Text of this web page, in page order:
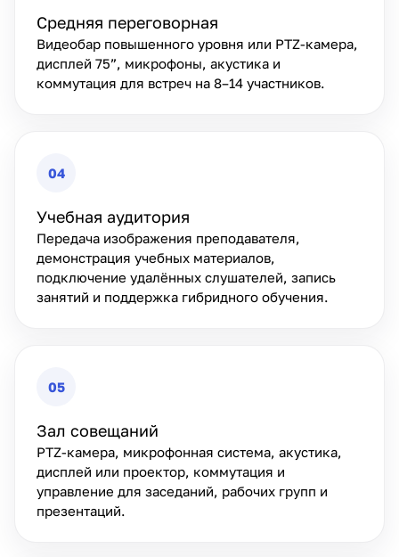
Средняя переговорная
Видеобар повышенного уровня или PTZ-камера,
дисплей 75”, микрофоны, акустика и
коммутация для встреч на 8–14 участников.
04
Учебная аудитория
Передача изображения преподавателя,
демонстрация учебных материалов,
подключение удалённых слушателей, запись
занятий и поддержка гибридного обучения.
05
Зал совещаний
PTZ-камера, микрофонная система, акустика,
дисплей или проектор, коммутация и
управление для заседаний, рабочих групп и
презентаций.